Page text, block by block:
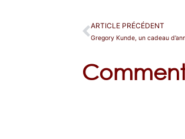
ARTICLE PRÉCÉDENT